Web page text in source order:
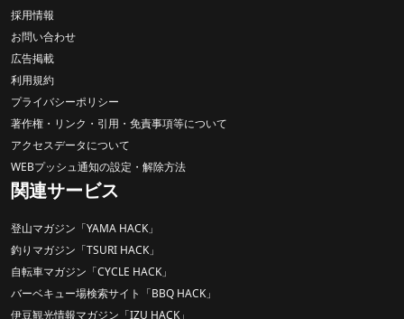
採用情報
お問い合わせ
広告掲載
利用規約
プライバシーポリシー
著作権・リンク・引用・免責事項等について
アクセスデータについて
WEBプッシュ通知の設定・解除方法
関連サービス
登山マガジン「YAMA HACK」
釣りマガジン「TSURI HACK」
自転車マガジン「CYCLE HACK」
バーベキュー場検索サイト「BBQ HACK」
伊豆観光情報マガジン「IZU HACK」